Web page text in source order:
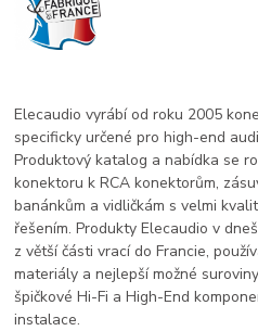
Elecaudio vyrábí od roku 2005
specificky určené pro high-end
Produktový katalog a nabídka se
konektoru k RCA konektorům,
banánkům a vidličkám s velmi
řešením. Produkty Elecaudio v
z větší části vrací do Francie,
materiály a nejlepší možné
špičkové Hi-Fi a High-End
instalace.